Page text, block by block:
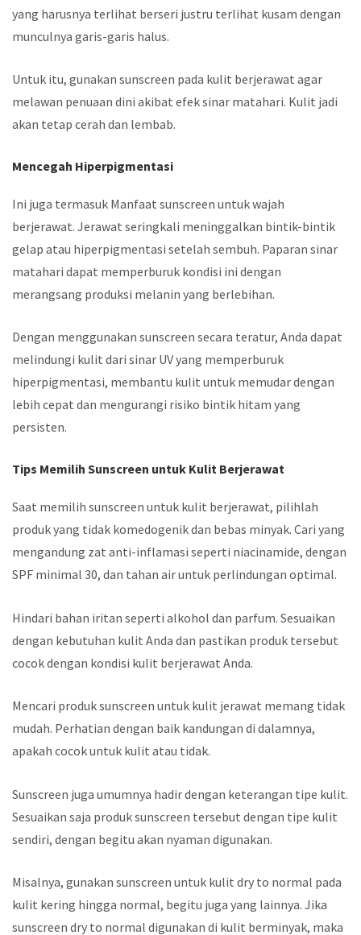
yang harusnya terlihat berseri justru terlihat kusam dengan
munculnya garis-garis halus.
Untuk itu, gunakan sunscreen pada kulit berjerawat agar
melawan penuaan dini akibat efek sinar matahari. Kulit jadi
akan tetap cerah dan lembab.
Mencegah Hiperpigmentasi
Ini juga termasuk Manfaat sunscreen untuk wajah
berjerawat. Jerawat seringkali meninggalkan bintik-bintik
gelap atau hiperpigmentasi setelah sembuh. Paparan sinar
matahari dapat memperburuk kondisi ini dengan
merangsang produksi melanin yang berlebihan.
Dengan menggunakan sunscreen secara teratur, Anda dapat
melindungi kulit dari sinar UV yang memperburuk
hiperpigmentasi, membantu kulit untuk memudar dengan
lebih cepat dan mengurangi risiko bintik hitam yang
persisten.
Tips Memilih Sunscreen untuk Kulit Berjerawat
Saat memilih sunscreen untuk kulit berjerawat, pilihlah
produk yang tidak komedogenik dan bebas minyak. Cari yang
mengandung zat anti-inflamasi seperti niacinamide, dengan
SPF minimal 30, dan tahan air untuk perlindungan optimal.
Hindari bahan iritan seperti alkohol dan parfum. Sesuaikan
dengan kebutuhan kulit Anda dan pastikan produk tersebut
cocok dengan kondisi kulit berjerawat Anda.
Mencari produk sunscreen untuk kulit jerawat memang tidak
mudah. Perhatian dengan baik kandungan di dalamnya,
apakah cocok untuk kulit atau tidak.
Sunscreen juga umumnya hadir dengan keterangan tipe kulit.
Sesuaikan saja produk sunscreen tersebut dengan tipe kulit
sendiri, dengan begitu akan nyaman digunakan.
Misalnya, gunakan sunscreen untuk kulit dry to normal pada
kulit kering hingga normal, begitu juga yang lainnya. Jika
sunscreen dry to normal digunakan di kulit berminyak, maka